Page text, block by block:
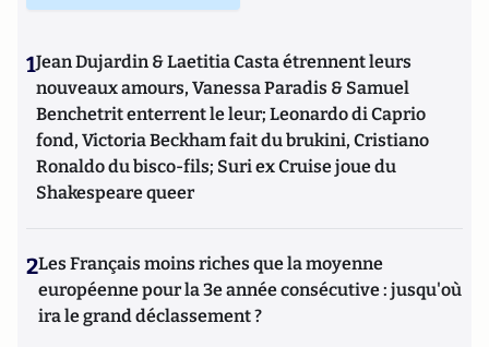
1Jean Dujardin & Laetitia Casta étrennent leurs
nouveaux amours, Vanessa Paradis & Samuel
Benchetrit enterrent le leur; Leonardo di Caprio
fond, Victoria Beckham fait du brukini, Cristiano
Ronaldo du bisco-fils; Suri ex Cruise joue du
Shakespeare queer
2Les Français moins riches que la moyenne
européenne pour la 3e année consécutive : jusqu'où
ira le grand déclassement ?